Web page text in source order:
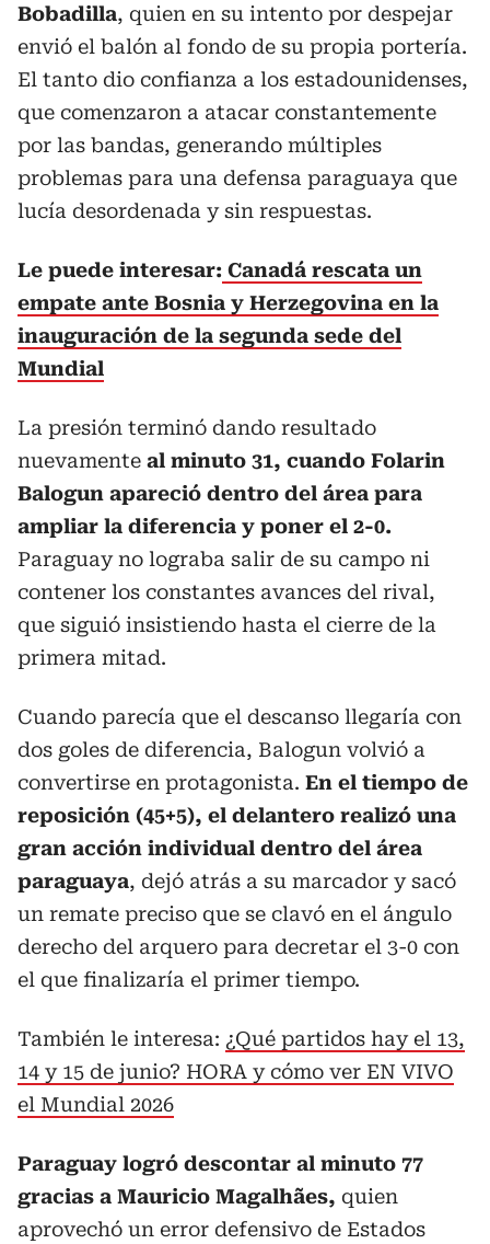
Bobadilla, quien en su intento por despejar
envió el balón al fondo de su propia portería.
El tanto dio confianza a los estadounidenses,
que comenzaron a atacar constantemente
por las bandas, generando múltiples
problemas para una defensa paraguaya que
lucía desordenada y sin respuestas.
Le puede interesar: Canadá rescata un
empate ante Bosnia y Herzegovina en la
inauguración de la segunda sede del
Mundial
La presión terminó dando resultado
nuevamente al minuto 31, cuando Folarin
Balogun apareció dentro del área para
ampliar la diferencia y poner el 2-0.
Paraguay no lograba salir de su campo ni
contener los constantes avances del rival,
que siguió insistiendo hasta el cierre de la
primera mitad.
Cuando parecía que el descanso llegaría con
dos goles de diferencia, Balogun volvió a
convertirse en protagonista. En el tiempo de
reposición (45+5), el delantero realizó una
gran acción individual dentro del área
paraguaya, dejó atrás a su marcador y sacó
un remate preciso que se clavó en el ángulo
derecho del arquero para decretar el 3-0 con
el que finalizaría el primer tiempo.
También le interesa: ¿Qué partidos hay el 13,
14 y 15 de junio? HORA y cómo ver EN VIVO
el Mundial 2026
Paraguay logró descontar al minuto 77
gracias a Mauricio Magalhães, quien
aprovechó un error defensivo de Estados